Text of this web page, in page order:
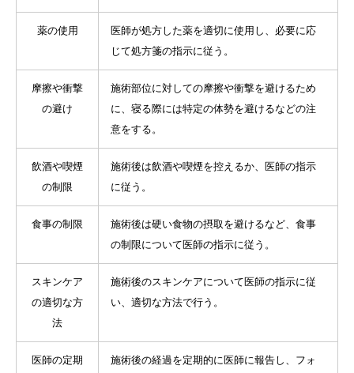
薬の使用
医師が処方した薬を適切に使用し、必要に応
じて処方箋の指示に従う。
摩擦や衝撃
の避け
施術部位に対しての摩擦や衝撃を避けるため
に、寝る際には特定の体勢を避けるなどの注
意をする。
飲酒や喫煙
の制限
施術後は飲酒や喫煙を控えるか、医師の指示
に従う。
食事の制限
施術後は硬い食物の摂取を避けるなど、食事
の制限について医師の指示に従う。
スキンケア
の適切な方
法
施術後のスキンケアについて医師の指示に従
い、適切な方法で行う。
医師の定期
施術後の経過を定期的に医師に報告し、フォ